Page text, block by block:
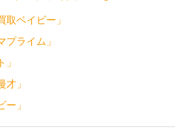
ベイビー」
ライム」
」
」